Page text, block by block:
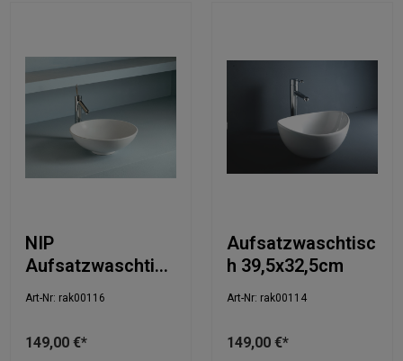
NIP
Aufsatzwaschtisc
h 45,5x45,5cm
Art-Nr: rak00116
149,00 €*
Aufsatzwaschtisc
h 39,5x32,5cm
Art-Nr: rak00114
149,00 €*